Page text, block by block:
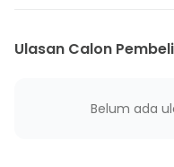
9 Menit ke UPTD
14 Menit ke Puskesmas
Ulasan Calon Pembeli
Belum ada